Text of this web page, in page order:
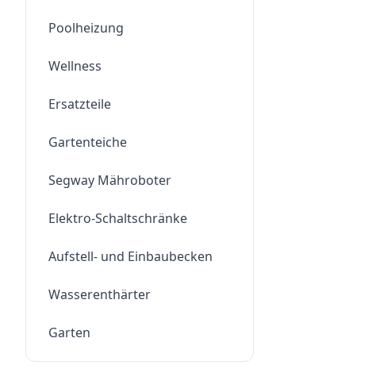
Poolheizung
Wellness
Ersatzteile
Gartenteiche
Segway Mähroboter
Elektro-Schaltschränke
Aufstell- und Einbaubecken
Wasserenthärter
Garten